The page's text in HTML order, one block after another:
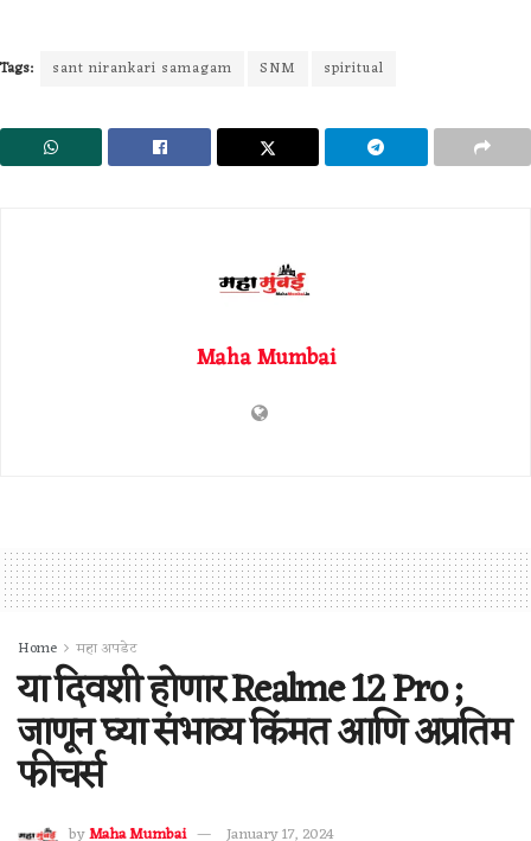
Tags: sant nirankari samagam SNM spiritual
Maha Mumbai
Home महा अपडेट
या दिवशी होणार Realme 12 Pro ;
जाणून घ्या संभाव्य किंमत आणि अप्रतिम
फीचर्स
byMaha Mumbai
January 17, 2024